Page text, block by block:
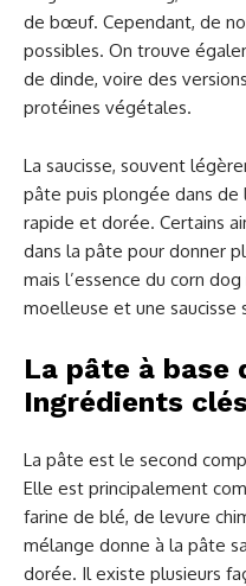
de bœuf. Cependant, de
possibles. On trouve
de dinde, voire des
protéines végétales.
La saucisse, souvent
pâte puis plongée dans de
rapide et dorée. Certains
dans la pâte pour donner
mais l’essence du corn
moelleuse et une
La pâte à base
Ingrédients clés
La pâte est le second
Elle est principalement
farine de blé, de levure
mélange donne à la pâte
dorée. Il existe plusieurs